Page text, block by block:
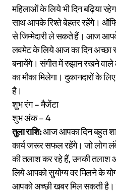
महिलाओं के लिये भी दिन बढ़िया
साथ आपके रिश्ते बेहतर रहेंगे।
से जिम्मेदारी ले सकते हैं। आज
लवमेट के लिये आज का दिन अच्छा
बनायेंगे। संगीत में रुझान रखने वाले
का मौका मिलेगा। दुकानदारों के
है।
शुभ रंग – मैजेंटा
शुभ अंक – 4
तुला राशि:आज आपका दिन बहुत
कार्य जरूर सफल रहेंगे। जो लोग
की तलाश कर रहे हैं, उनकी तलाश
लिये आपको सुयोग्य वर मिलने के
आपको अच्छी खबर मिल सकती है।